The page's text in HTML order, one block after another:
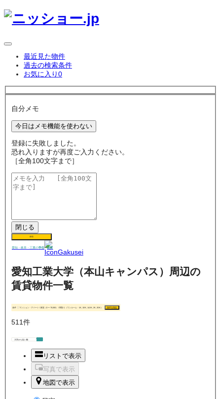
最近見た物件
過去の検索条件
お気に入り0
自分メモ
今日はメモ機能を使わない
登録に失敗しました。
恐れ入りますが再度ご入力ください。
［全角100文字まで］
閉じる
保存
愛知・岐阜・三重の学生 賃貸
愛知工業大学（本山キャンパス）周辺の
賃貸物件一覧
条件 マンション・アパート / 家賃（0 〜 70,000） / 間取り（ワンルーム・1K, 1DK, 1LDK, 2K, 2DK） 条件を指定
511件
リストで表示
写真で表示
地図で表示